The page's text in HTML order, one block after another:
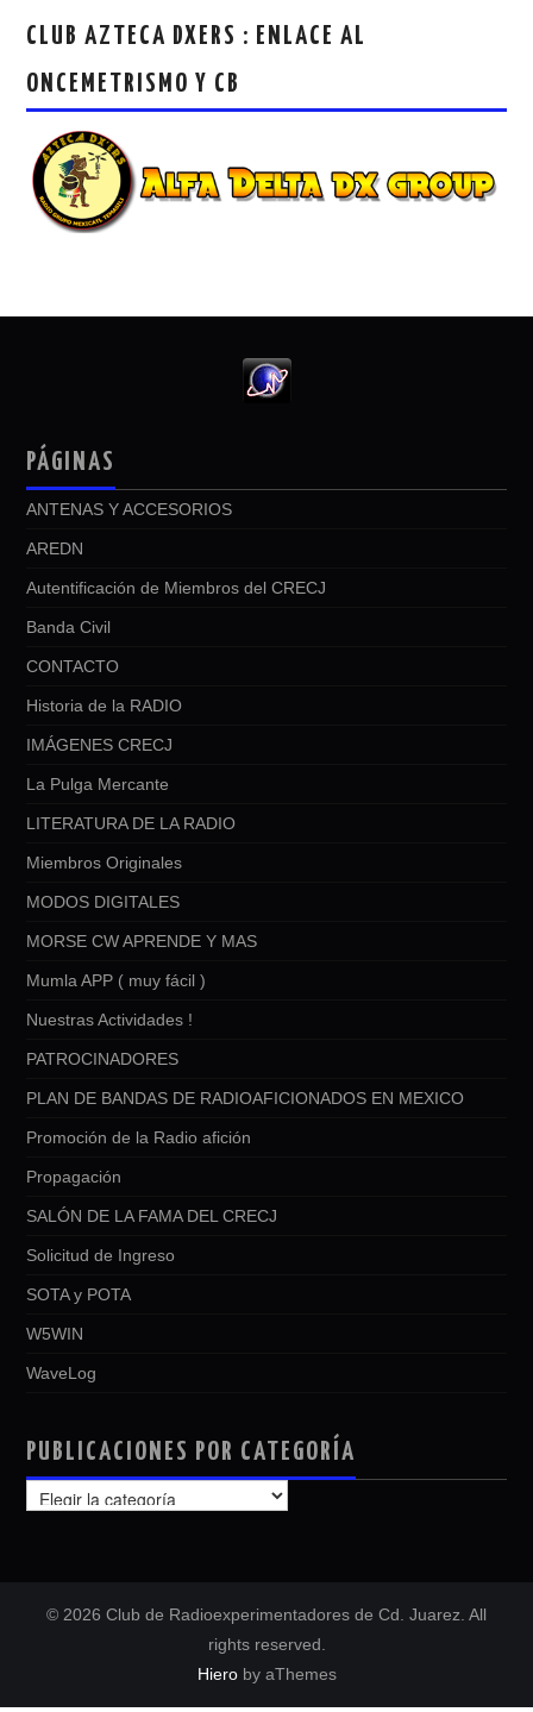
CLUB AZTECA DXERS : ENLACE AL
ONCEMETRISMO Y CB
PÁGINAS
ANTENAS Y ACCESORIOS
AREDN
Autentificación de Miembros del CRECJ
Banda Civil
CONTACTO
Historia de la RADIO
IMÁGENES CRECJ
La Pulga Mercante
LITERATURA DE LA RADIO
Miembros Originales
MODOS DIGITALES
MORSE CW APRENDE Y MAS
Mumla APP ( muy fácil )
Nuestras Actividades !
PATROCINADORES
PLAN DE BANDAS DE RADIOAFICIONADOS EN MEXICO
Promoción de la Radio afición
Propagación
SALÓN DE LA FAMA DEL CRECJ
Solicitud de Ingreso
SOTA y POTA
W5WIN
WaveLog
PUBLICACIONES POR CATEGORÍA
PUBLICACIONES
POR
© 2026 Club de Radioexperimentadores de Cd. Juarez. All
rights reserved.
Hieroby aThemes